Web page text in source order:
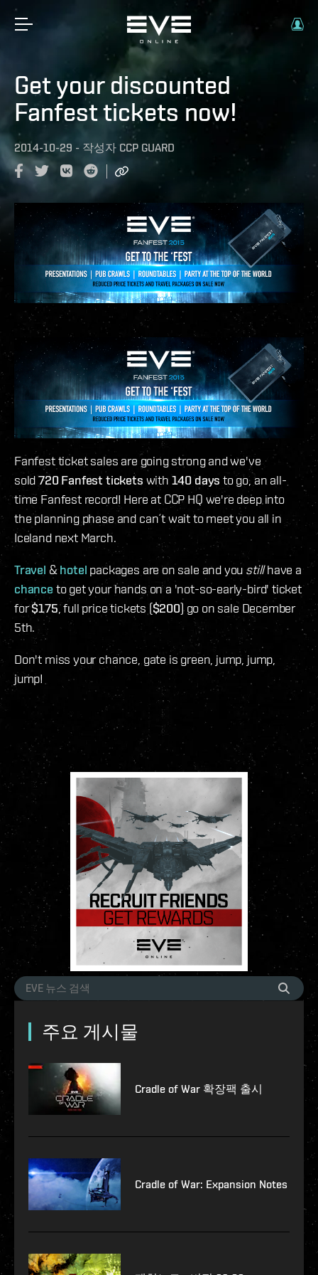
Get your discounted
Fanfest tickets now!
2014-10-29 - 작성자 CCP GUARD
Fanfest ticket sales are going strong and we've
sold720 Fanfest tickets with 140 days to go, an all-
time Fanfest record! Here at CCP HQ we're deep into
the planning phase and can´t wait to meet you all in
Iceland next March.
Travel &hotel packages are on sale and you stillhave a
chance to get your hands on a 'not-so-early-bird' ticket
for$175, full price tickets ($200) go on sale December
5th.
Don't miss your chance, gate is green, jump, jump,
jump!
주요 게시물
Cradle of War 확장팩 출시
Cradle of War: Expansion Notes